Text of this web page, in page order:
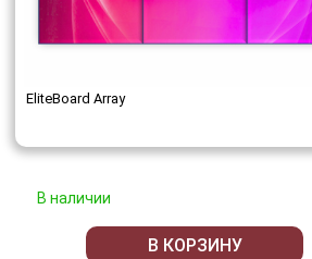
EliteBoard Array
В наличии
В КОРЗИНУ